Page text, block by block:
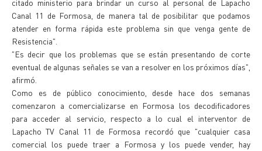
citado ministerio para brindar un curso al personal de Lapacho
Canal 11 de Formosa, de manera tal de posibilitar que podamos
atender en forma rápida este problema sin que venga gente de
Resistencia".
"Es decir que los problemas que se están presentando de corte
eventual de algunas señales se van a resolver en los próximos días",
afirmó.
Como es de público conocimiento, desde hace dos semanas
comenzaron a comercializarse en Formosa los decodificadores
para acceder al servicio, respecto a lo cual el interventor de
Lapacho TV Canal 11 de Formosa recordó que "cualquier casa
comercial los puede traer a Formosa y los puede vender, hay